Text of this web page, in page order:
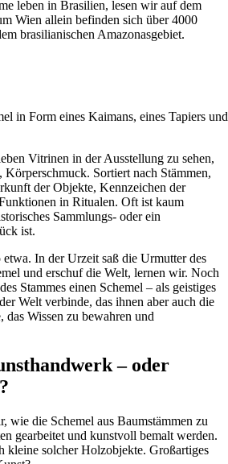
leben in Brasilien, lesen wir auf dem
Wien allein befinden sich über 4000
brasilianischen Amazonasgebiet.
in Form eines Kaimans, eines Tapiers
Vitrinen in der Ausstellung zu sehen,
Sortiert nach Stämmen,
der Objekte, Kennzeichen der
in Ritualen. Oft ist kaum
Sammlungs- oder ein
ist.
In der Urzeit saß die Urmutter des
und erschuf die Welt, lernen wir. Noch
Stammes einen Schemel – als geistiges
Welt verbinde, das ihnen aber auch die
das Wissen zu bewahren und
– oder
wie die Schemel aus Baumstämmen zu
gearbeitet und kunstvoll bemalt werden.
kleine solcher Holzobjekte. Großartiges